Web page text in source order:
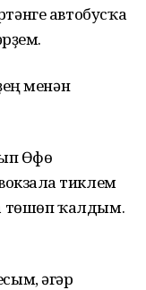
автобусҡа
менән
Өфө
тиклем
төшөп ҡалдым.
әгәр